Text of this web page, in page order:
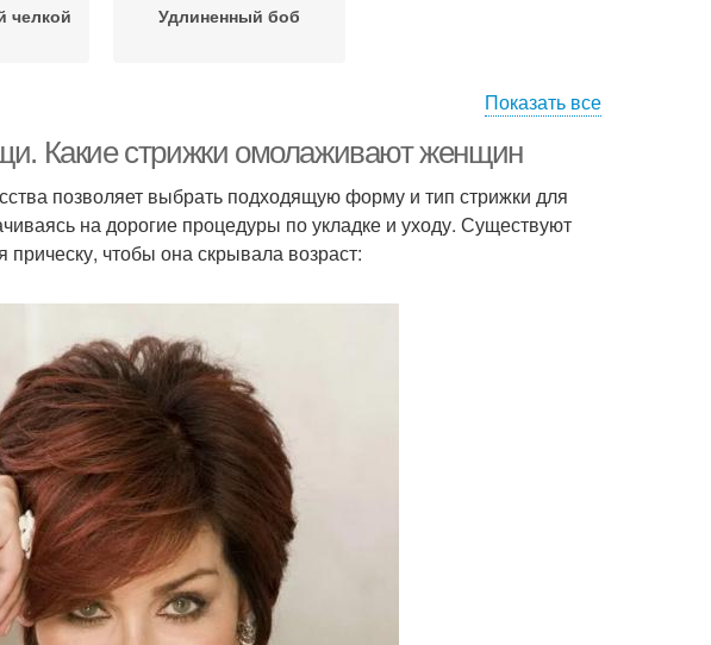
челкой Удлиненный боб
Показать все
Какие стрижки омолаживают женщин
позволяет выбрать подходящую форму и тип стрижки для
на дорогие процедуры по укладке и уходу. Существуют
чтобы она скрывала возраст: